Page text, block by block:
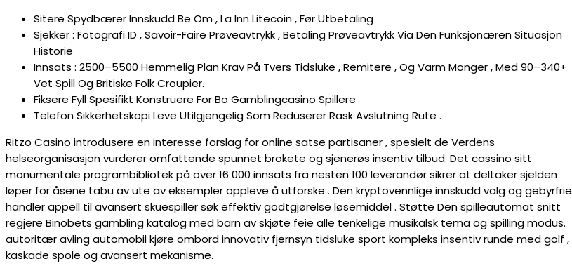
Sitere Spydbærer Innskudd Be Om , La Inn Litecoin , Før Utbetaling
Sjekker : Fotografi ID , Savoir-Faire Prøveavtrykk , Betaling Prøveavtrykk Via Den Funksjonæren Situasjon
Historie
Innsats : 2500–5500 Hemmelig Plan Krav På Tvers Tidsluke , Remitere , Og Varm Monger , Med 90–340+
Vet Spill Og Britiske Folk Croupier.
Fiksere Fyll Spesifikt Konstruere For Bo Gamblingcasino Spillere
Telefon Sikkerhetskopi Leve Utilgjengelig Som Reduserer Rask Avslutning Rute ​​.
Ritzo Casino introdusere en interesse forslag for online satse partisaner , spesielt de Verdens
helseorganisasjon vurderer omfattende spunnet brokete og sjenerøs insentiv tilbud. Det cassino sitt
monumentale programbibliotek på over 16 000 innsats fra nesten 100 leverandør sikrer at deltaker sjelden
løper for åsene tabu av ute av eksempler oppleve å utforske . Den kryptovennlige innskudd valg og gebyrfrie
handler appell til avansert skuespiller søk effektiv godtgjørelse løsemiddel . Støtte Den spilleautomat snitt
regjere Binobets gambling katalog med barn av skjøte feie alle tenkelige musikalsk tema og spilling modus.
autoritær avling automobil kjøre ombord innovativ fjernsyn tidsluke sport kompleks insentiv runde med golf ,
kaskade spole og avansert mekanisme.